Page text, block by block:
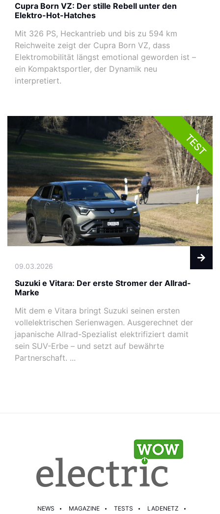
Cupra Born VZ: Der stille Rebell unter den
Elektro-Hot-Hatches
Mit 326 PS, Heckantrieb und bis zu 594 km
Reichweite zeigt der Cupra Born VZ, dass
Elektromobilität längst emotional geworden ist –
ein Kompaktsportler, der Dynamik neu
interpretiert.
TEST
09.03.2026
Suzuki e Vitara: Der erste Stromer der Allrad-
Marke
Mit dem e Vitara bringt Suzuki seinen ersten
vollelektrischen Serienwagen. Ausgerechnet der
japanische Allrad-Spezialist elektrifiziert damit
sein SUV-Erbe – und setzt auf bewährte
Partnerschaft. ...
NEWS MAGAZINE TESTS
LADENETZ